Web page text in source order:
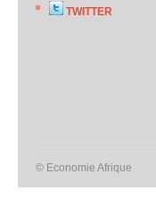
TWITTER
© Economie Afrique